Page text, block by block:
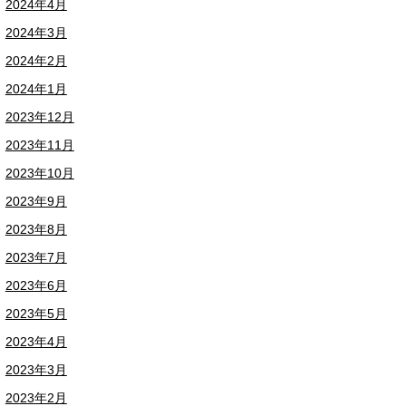
2024年4月
2024年3月
2024年2月
2024年1月
2023年12月
2023年11月
2023年10月
2023年9月
2023年8月
2023年7月
2023年6月
2023年5月
2023年4月
2023年3月
2023年2月